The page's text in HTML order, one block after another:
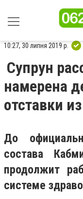
10:27, 30 липня 2019 р.
Супрун
намерена
отставки
До
состава
продолжит
системе